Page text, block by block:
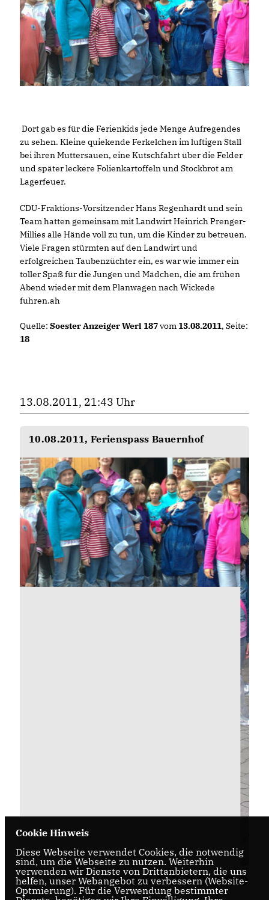
Dort gab es für die Ferienkids jede Menge Aufregendes
zu sehen. Kleine quiekende Ferkelchen im luftigen Stall
bei ihren Muttersauen, eine Kutschfahrt über die Felder
und später leckere Folienkartoffeln und Stockbrot am
Lagerfeuer.
CDU-Fraktions-Vorsitzender Hans Regenhardt und sein
Team hatten gemeinsam mit Landwirt Heinrich Prenger-
Millies alle Hände voll zu tun, um die Kinder zu betreuen.
Viele Fragen stürmten auf den Landwirt und
erfolgreichen Taubenzüchter ein, es war wie immer ein
toller Spaß für die Jungen und Mädchen, die am frühen
Abend wieder mit dem Planwagen nach Wickede
fuhren.ah
Quelle: Soester Anzeiger Werl 187vom 13.08.2011, Seite:
18
13.08.2011, 21:43 Uhr
10.08.2011, Ferienspass Bauernhof
Cookie Hinweis
Diese Webseite verwendet Cookies, die notwendig
sind, um die Webseite zu nutzen. Weiterhin
verwenden wir Dienste von Drittanbietern, die uns
helfen, unser Webangebot zu verbessern (Website-
Optmierung). Für die Verwendung bestimmter